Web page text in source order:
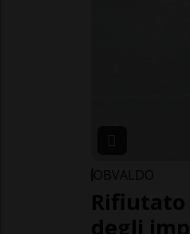
OBVALDO
degli